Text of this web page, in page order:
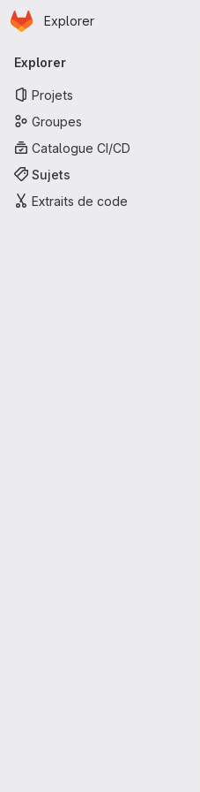
Passer au contenu principal
Page d'accueil
Explorer
Navigation
Explorer
Projets
Groupes
Catalogue CI/CD
Sujets
Extraits de code